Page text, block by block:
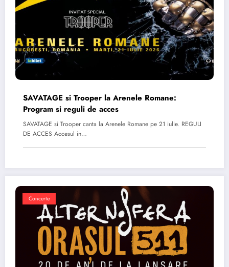
SAVATAGE si Trooper la Arenele Romane:
Program si reguli de acces
SAVATAGE si Trooper canta la Arenele Romane pe 21 iulie. REGULI
DE ACCES Accesul in…
Concerte